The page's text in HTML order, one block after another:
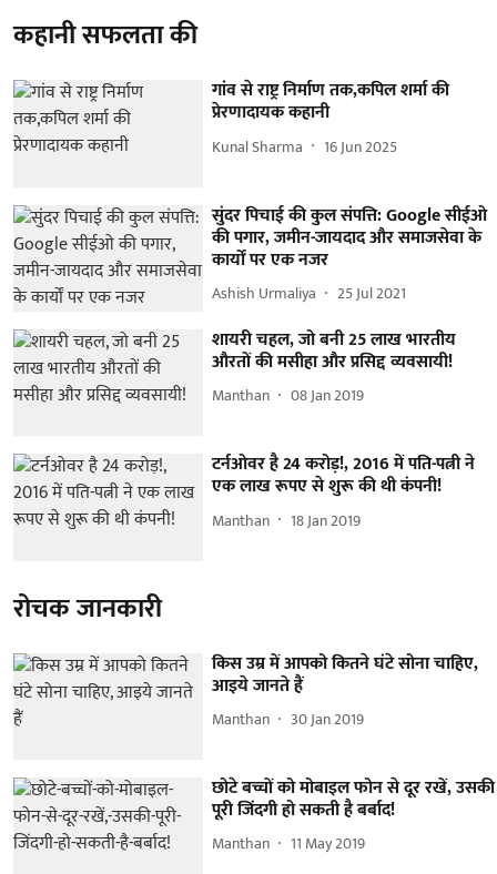
कहानी सफलता की
गांव से राष्ट्र निर्माण तक,कपिल शर्मा की
प्रेरणादायक कहानी
Kunal Sharma 16 Jun 2025
सुंदर पिचाई की कुल संपत्ति: Google सीईओ
की पगार, जमीन-जायदाद और समाजसेवा के
कार्यों पर एक नजर
Ashish Urmaliya 25 Jul 2021
शायरी चहल, जो बनी 25 लाख भारतीय
औरतों की मसीहा और प्रसिद्द व्यवसायी!
Manthan 08 Jan 2019
टर्नओवर है 24 करोड़!, 2016 में पति-पत्नी ने
एक लाख रूपए से शुरू की थी कंपनी!
Manthan 18 Jan 2019
रोचक जानकारी
किस उम्र में आपको कितने घंटे सोना चाहिए,
आइये जानते हैं
Manthan 30 Jan 2019
छोटे बच्चों को मोबाइल फोन से दूर रखें, उसकी
पूरी जिंदगी हो सकती है बर्बाद!
Manthan 11 May 2019